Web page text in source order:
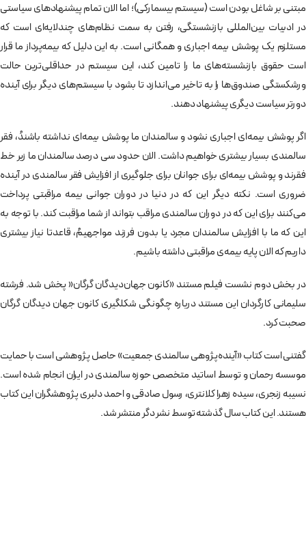
مبتنی بر شاغل بودن است (سیستم بیسمارکی)؛ اما الان تمام پیشنهادهای سیاستی
در ادبیات بین‌المللی بازنشستگی، رفتن به سمت نظام‌های چندلایه‌ای است که
مستلزم یک پوشش بیمه اجباری و همگانی است. به این دلیل که بیمه‌پرداز ما قرار
است حقوق بازنشسته‌های ما را تامین کند، این سیستم در حداقلی‌ترین حالت
ورشکستگی‌ صندوق‌ها را به تاخیر می‌اندازد تا بشود با سیستم‌های دیگر برای آینده
دورتر سیاست دیگری پیشنهاد دهند.
اگر پوشش بیمه‌ای اجباری نشود و سالمندان ما پوشش بیمه‌ای نداشته باشندُ، فقر
سالمندی بسیار بیشتری خواهیم داشت. الان حدود سی درصد سالمندان ما زیر خط
فقرند و پوشش بیمه‌ای برای جوانان برای جلوگیری از افزایش فقر سالمندی در آینده
ضروری است. نکته دیگر این که در دنیا در دوران جوانی بیمه مراقبتی پرداخت
می‌کنند برای این که در دوران سالمندی مراقب بتواند از شما مراقبت کند. با توجه به
این که ما با افزایش سالمندان مجرد یا بدون فرزند مواجهیمُ، قاعدتا نیاز بیشتری
داریم که الان پایه‌ بیمه‌ی مراقبتی داشته باشیم.
در بخش دوم نشست فیلم مستند «کانون جهان‌دیدگان گرگان« پخش شد. فرشته
سلیمانی کارگردان این مستند درباره چگونگی شکلگیری کانون جهان دیدگان گرگان
صحبت کرد.
گفتنی است کتاب «آینده‌پژوهی سالمندی جمعیت» حاصل پژوهشی است با حمایت
موسسه رحمان و توسط اساتید متخصص حوزه سالمندی در ایران انجام شده است.
نسیبه زنجری، سیده زهرا کلانتری، رسول صادقی و احمد دلبری پژوهشگران این کتاب
هستند. این کتاب سال گذشته توسط نشر دگر منتشر شد.